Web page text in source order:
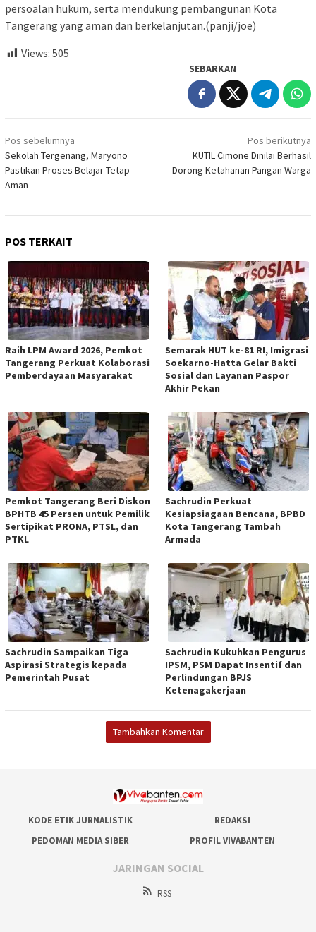
persoalan hukum, serta mendukung pembangunan Kota
Tangerang yang aman dan berkelanjutan.(panji/joe)
Views: 505
SEBARKAN
Navigasi
pos
Pos sebelumnya
Sekolah Tergenang, Maryono
Pastikan Proses Belajar Tetap
Aman
Pos berikutnya
KUTIL Cimone Dinilai Berhasil
Dorong Ketahanan Pangan Warga
POS TERKAIT
Raih LPM Award 2026, Pemkot
Tangerang Perkuat Kolaborasi
Pemberdayaan Masyarakat
Semarak HUT ke-81 RI, Imigrasi
Soekarno-Hatta Gelar Bakti
Sosial dan Layanan Paspor
Akhir Pekan
Pemkot Tangerang Beri Diskon
BPHTB 45 Persen untuk Pemilik
Sertipikat PRONA, PTSL, dan
PTKL
Sachrudin Perkuat
Kesiapsiagaan Bencana, BPBD
Kota Tangerang Tambah
Armada
Sachrudin Sampaikan Tiga
Aspirasi Strategis kepada
Pemerintah Pusat
Sachrudin Kukuhkan Pengurus
IPSM, PSM Dapat Insentif dan
Perlindungan BPJS
Ketenagakerjaan
Tambahkan Komentar
KODE ETIK JURNALISTIK
REDAKSI
PEDOMAN MEDIA SIBER
PROFIL VIVABANTEN
JARINGAN SOCIAL
RSS